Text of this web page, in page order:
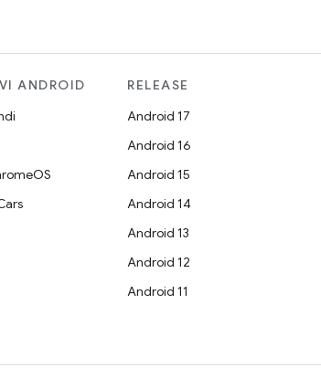
ANDROID
RELEASE
Android 17
Android 16
Android 15
Android 14
Android 13
Android 12
Android 11